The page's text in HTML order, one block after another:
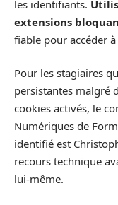
les identifiants.
extensions
fiable pour accéder à
Pour les stagiaires
persistantes malgré
cookies activés, le
Numériques de
identifié est
recours technique
lui-même.